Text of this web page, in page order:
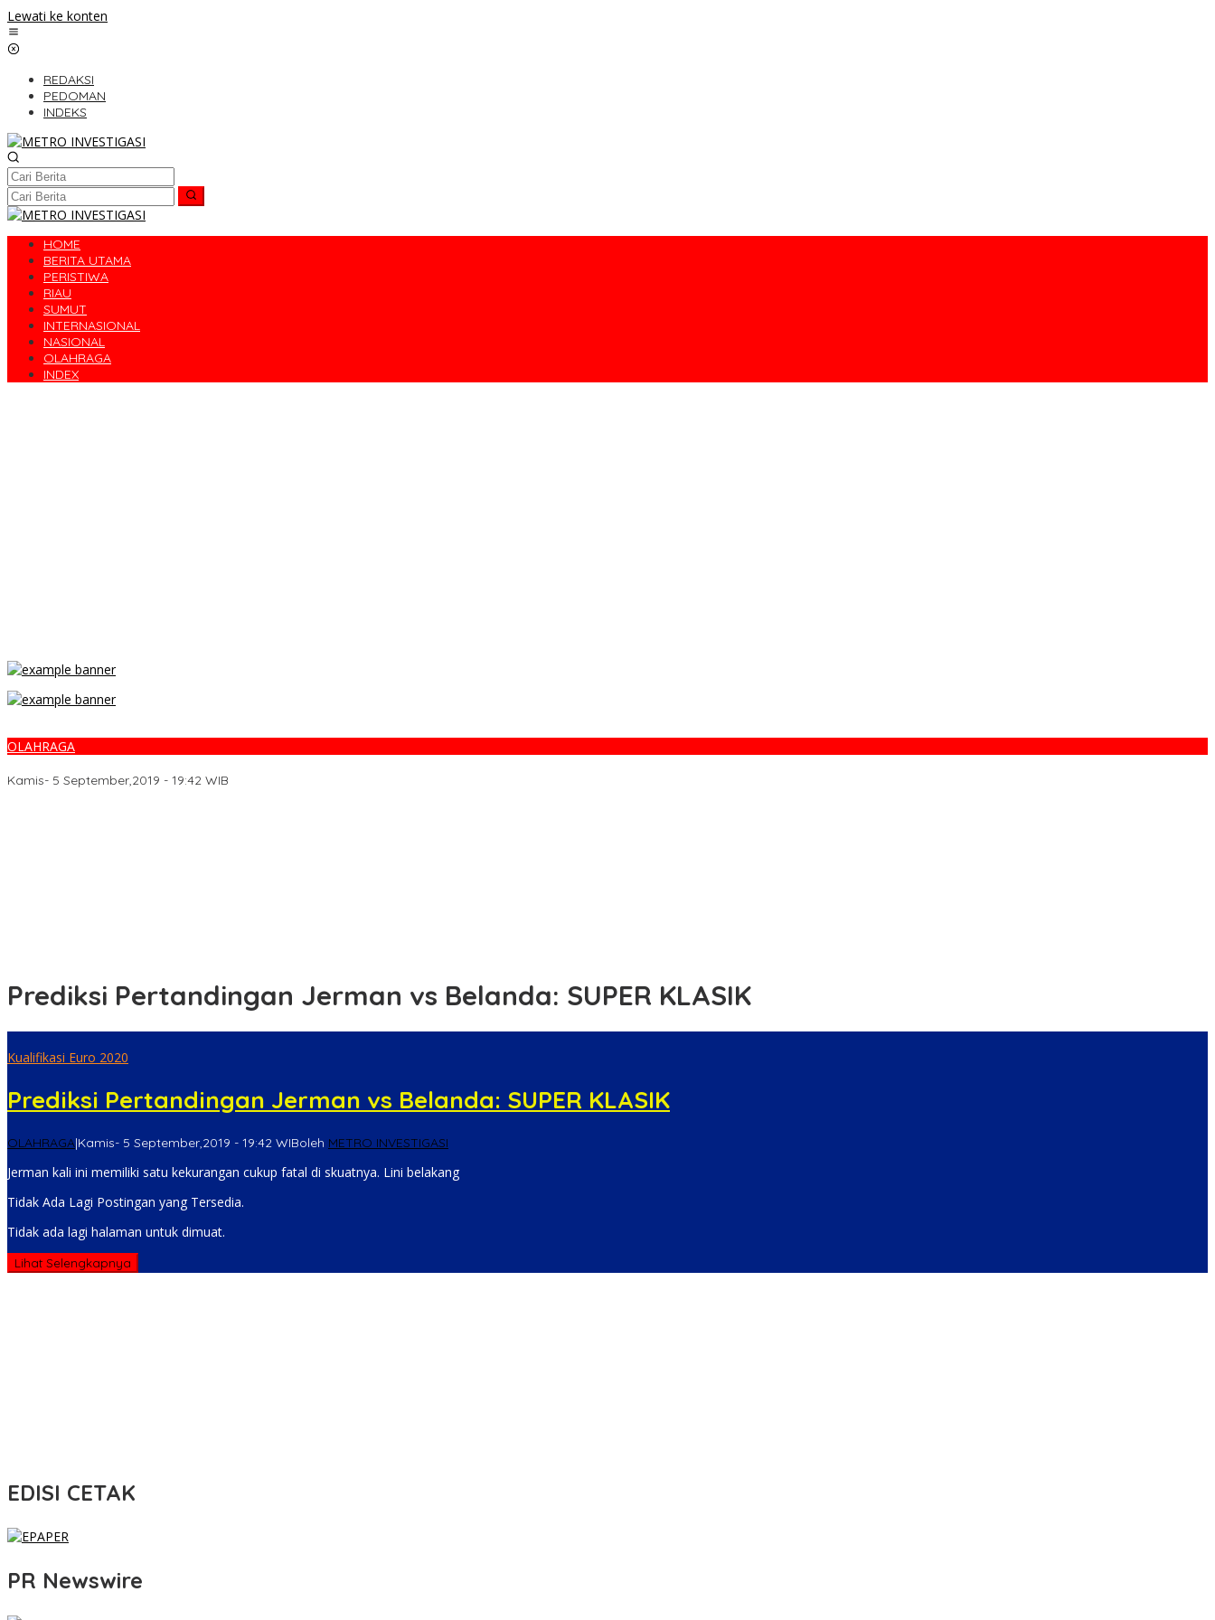
Lewati ke konten
REDAKSI
PEDOMAN
INDEKS
HOME
BERITA UTAMA
PERISTIWA
RIAU
SUMUT
INTERNASIONAL
NASIONAL
OLAHRAGA
INDEX
OLAHRAGA
Kamis- 5 September,2019 - 19:42 WIB
Prediksi Pertandingan Jerman vs Belanda: SUPER KLASIK
Kualifikasi Euro 2020
Prediksi Pertandingan Jerman vs Belanda: SUPER KLASIK
OLAHRAGA|Kamis- 5 September,2019 - 19:42 WIBoleh METRO INVESTIGASI
Jerman kali ini memiliki satu kekurangan cukup fatal di skuatnya. Lini belakang
Tidak Ada Lagi Postingan yang Tersedia.
Tidak ada lagi halaman untuk dimuat.
Lihat Selengkapnya
EDISI CETAK
PR Newswire